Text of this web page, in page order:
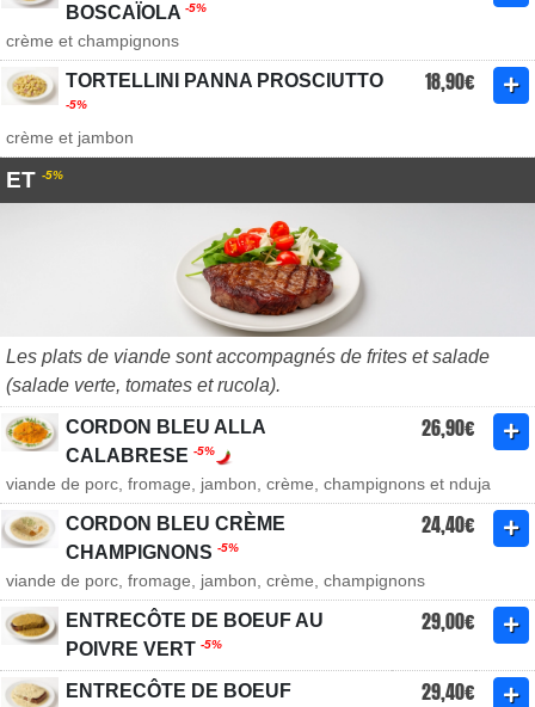
BOSCAÏOLA -5%
crème et champignons
TORTELLINI PANNA PROSCIUTTO
-5%
18,90€
crème et jambon
ET -5%
Les plats de viande sont accompagnés de frites et salade
(salade verte, tomates et rucola).
CORDON BLEU ALLA
CALABRESE -5%
26,90€
viande de porc, fromage, jambon, crème, champignons et nduja
CORDON BLEU CRÈME
CHAMPIGNONS -5%
24,40€
viande de porc, fromage, jambon, crème, champignons
ENTRECÔTE DE BOEUF AU
POIVRE VERT -5%
29,00€
ENTRECÔTE DE BOEUF
29,40€